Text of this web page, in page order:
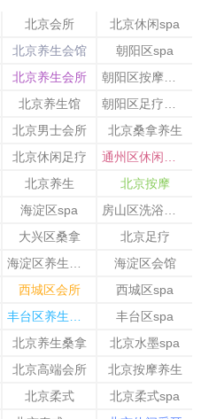
北京会所
北京休闲spa
北京养生会馆
朝阳区spa
北京养生会所
北京养生馆
北京男士会所
北京桑拿养生
北京休闲足疗
北京养生
北京按摩
海淀区spa
大兴区桑拿
北京足疗
海淀区会馆
西城区会所
西城区spa
丰台区spa
北京养生桑拿
北京水墨spa
北京高端会所
北京按摩养生
北京柔式
北京柔式spa